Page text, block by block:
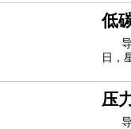
未来
医院
说
低
路
日，
里。
成年
物
压